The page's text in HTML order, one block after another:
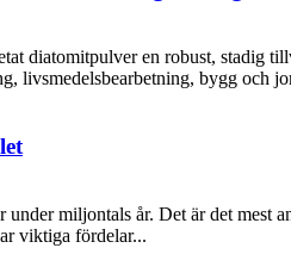
diatomitpulver en robust, stadig
livsmedelsbearbetning, bygg och
miljontals år. Det är det mest
viktiga fördelar...